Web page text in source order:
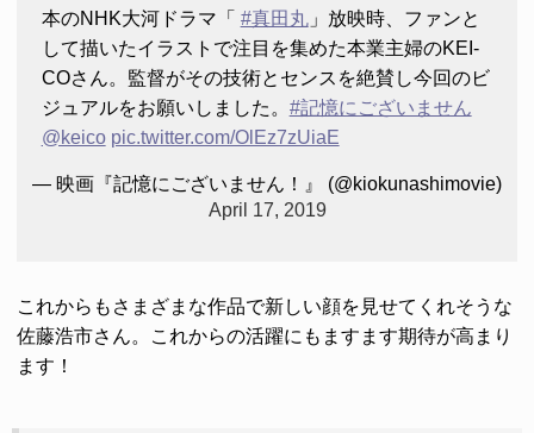
本のNHK大河ドラマ「 #真田丸」放映時、ファンと
して描いたイラストで注目を集めた本業主婦のKEI-
COさん。監督がその技術とセンスを絶賛し今回のビ
ジュアルをお願いしました。 #記憶にございません
@keico pic.twitter.com/OlEz7zUiaE
— 映画『記憶にございません！』 (@kiokunashimovie)
April 17, 2019
これからもさまざまな作品で新しい顔を見せてくれそうな
佐藤浩市さん。これからの活躍にもますます期待が高まり
ます！